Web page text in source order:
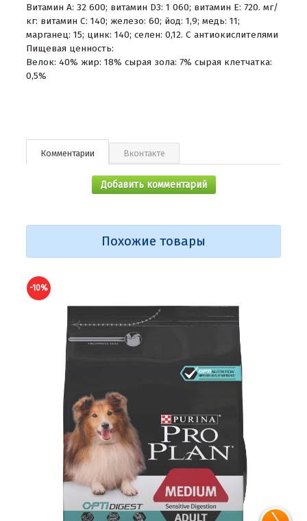
Витамин A: 32 600; витамин D3: 1 060; витамин E: 720. мг/
кг: витамин C: 140; железо: 60; йод: 1,9; медь: 11;
марганец: 15; цинк: 140; селен: 0,12. С антиокислителями
Пищевая ценность:
Велок: 40% жир: 18% сырая зола: 7% сырая клетчатка:
0,5%
Комментарии Вконтакте
Добавить комментарий
Похожие товары